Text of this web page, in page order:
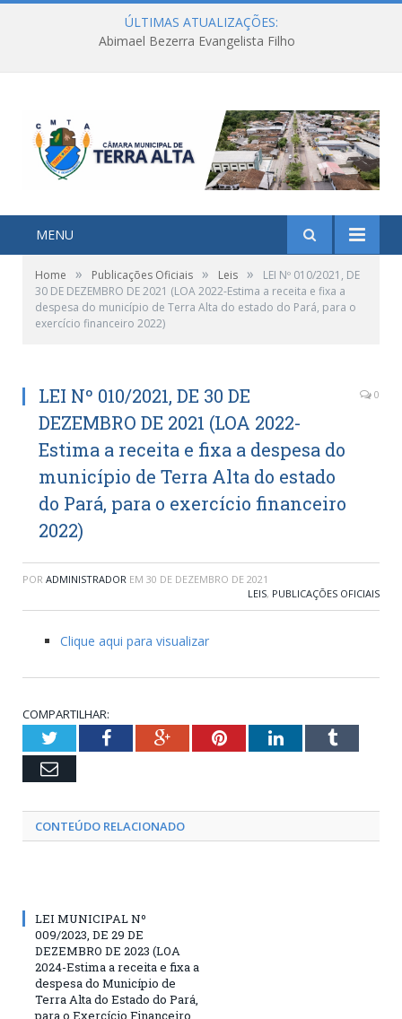
ÚLTIMAS ATUALIZAÇÕES:
Abimael Bezerra Evangelista Filho
MENU
Home » Publicações Oficiais » Leis »
LEI Nº 010/2021, DE
30 DE DEZEMBRO DE 2021 (LOA 2022-Estima a receita e fixa a
despesa do município de Terra Alta do estado do Pará, para o
exercício financeiro 2022)
LEI Nº 010/2021, DE 30 DE
DEZEMBRO DE 2021 (LOA 2022-
Estima a receita e fixa a despesa do
município de Terra Alta do estado
do Pará, para o exercício financeiro
2022)
0
POR ADMINISTRADOR EM 30 DE DEZEMBRO DE 2021
LEIS, PUBLICAÇÕES OFICIAIS
Clique aqui para visualizar
COMPARTILHAR:
TwitterFacebookGoogle+PinterestLinkedInTumblr
Email
CONTEÚDO RELACIONADO
LEI MUNICIPAL Nº
009/2023, DE 29 DE
DEZEMBRO DE 2023 (LOA
2024-Estima a receita e fixa a
despesa do Município de
Terra Alta do Estado do Pará,
para o Exercício Financeiro